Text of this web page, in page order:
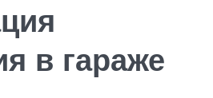
в гараже